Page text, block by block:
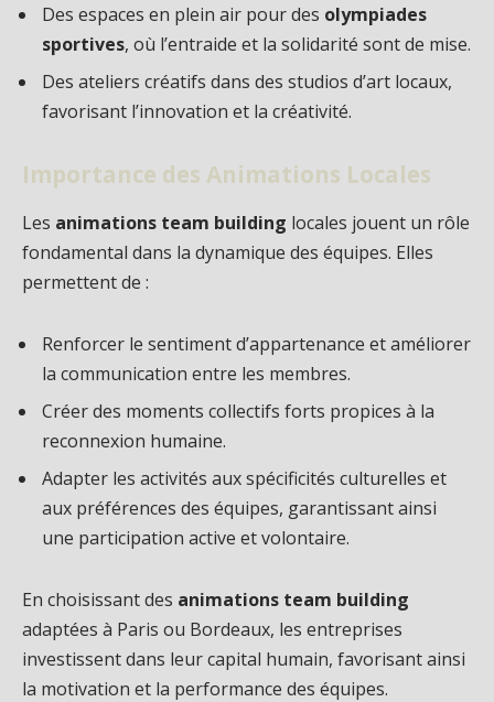
Des espaces en plein air pour des olympiades
sportives, où l’entraide et la solidarité sont de mise.
Des ateliers créatifs dans des studios d’art locaux,
favorisant l’innovation et la créativité.
Importance des Animations Locales
Les animations team building locales jouent un rôle
fondamental dans la dynamique des équipes. Elles
permettent de :
Renforcer le sentiment d’appartenance et améliorer
la communication entre les membres.
Créer des moments collectifs forts propices à la
reconnexion humaine.
Adapter les activités aux spécificités culturelles et
aux préférences des équipes, garantissant ainsi
une participation active et volontaire.
En choisissant des animations team building
adaptées à Paris ou Bordeaux, les entreprises
investissent dans leur capital humain, favorisant ainsi
la motivation et la performance des équipes.